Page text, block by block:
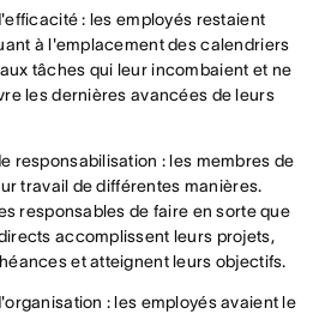
: les employés restaient
à l'emplacement des calendriers
tâches qui leur incombaient et ne
les dernières avancées de leurs
responsabilisation : les membres de
travail de différentes manières.
responsables de faire en sorte que
accomplissent leurs projets,
et atteignent leurs objectifs.
: les employés avaient le